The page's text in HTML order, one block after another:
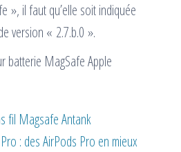
», il faut qu’elle soit indiquée
version « 2.7.b.0 ».
batterie MagSafe Apple
fil Magsafe Antank
: des AirPods Pro en mieux